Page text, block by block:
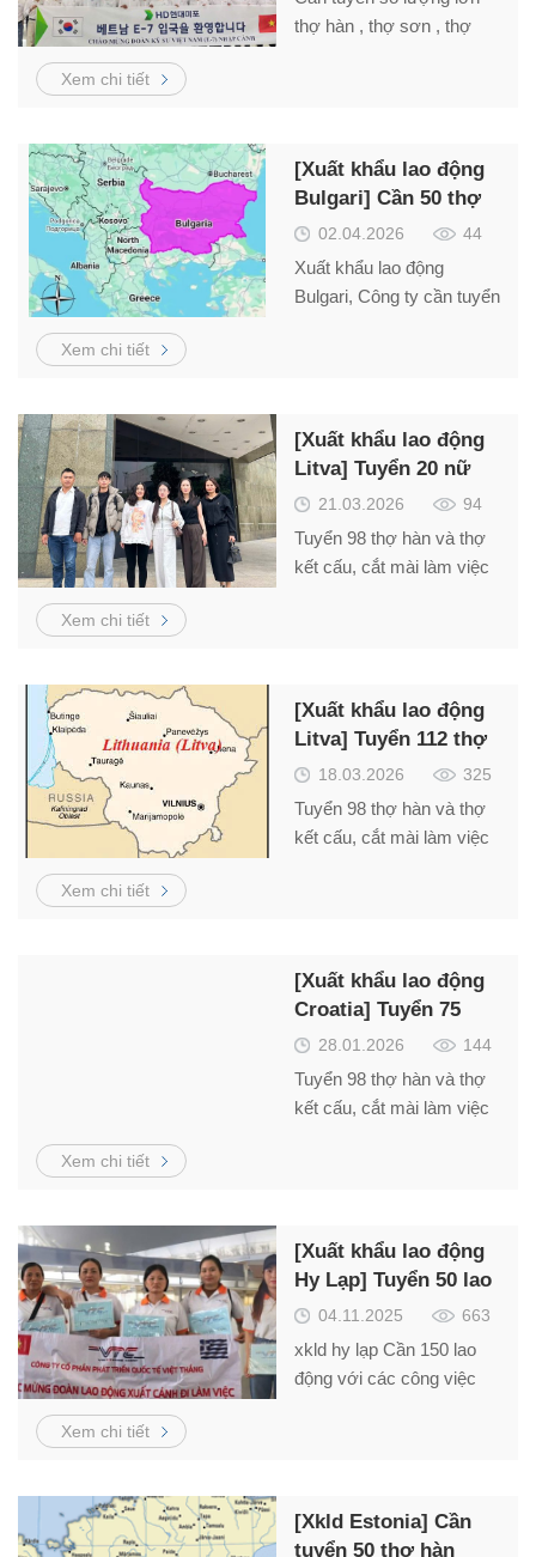
thợ hàn , thợ sơn , thợ
Xem chi tiết
[Xuất khẩu lao động
Bulgari] Cần 50 thợ
xây dựng tổng hợp
02.04.2026 44
Xuất khẩu lao động
Bulgari, Công ty cần tuyển
Ngành nghề tuyển dụng,
mức lương như sau: 10
Thợ sơn bả – Lương CB
1.056 Euro – Thu nhập 36
– 46 triệu/tháng. 10 Thợ
Xem chi tiết
[Xuất khẩu lao động
Litva] Tuyển 20 nữ
đơn hàng trồng nấm
21.03.2026 94
Tuyển 98 thợ hàn và thợ
kết cấu, cắt mài làm việc
Xem chi tiết
[Xuất khẩu lao động
Litva] Tuyển 112 thợ
cơ khí, xây dựng
18.03.2026 325
Tuyển 98 thợ hàn và thợ
kết cấu, cắt mài làm việc
Xem chi tiết
[Xuất khẩu lao động
Croatia] Tuyển 75
nhân viên khách sạn
28.01.2026 144
Tuyển 98 thợ hàn và thợ
kết cấu, cắt mài làm việc
Xem chi tiết
[Xuất khẩu lao động
Hy Lạp] Tuyển 50 lao
động các ngành nghề
04.11.2025 663
xkld hy lạp Cần 150 lao
động với các công việc
Xem chi tiết
[Xkld Estonia] Cần
tuyển 50 thợ hàn